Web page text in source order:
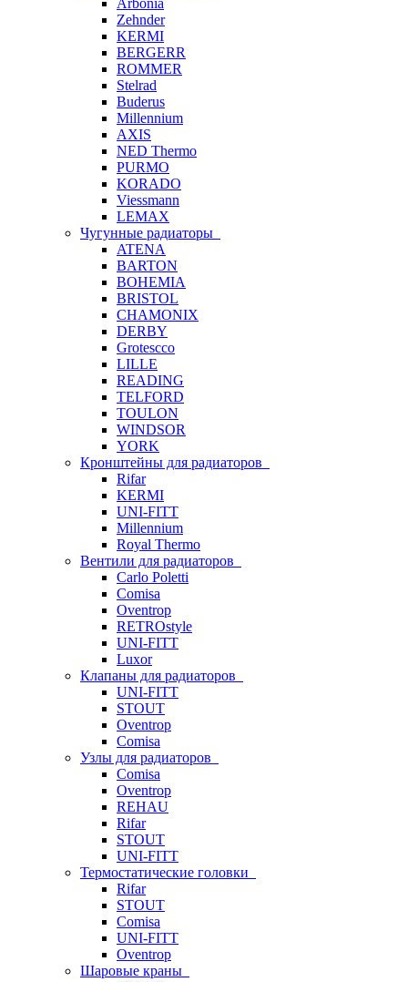
Arbonia
Zehnder
KERMI
BERGERR
ROMMER
Stelrad
Buderus
Millennium
AXIS
NED Thermo
PURMO
KORADO
Viessmann
LEMAX
Чугунные радиаторы
ATENA
BARTON
BOHEMIA
BRISTOL
CHAMONIX
DERBY
Grotescco
LILLE
READING
TELFORD
TOULON
WINDSOR
YORK
Кронштейны для радиаторов
Rifar
KERMI
UNI-FITT
Millennium
Royal Thermo
Вентили для радиаторов
Carlo Poletti
Comisa
Oventrop
RETROstyle
UNI-FITT
Luxor
Клапаны для радиаторов
UNI-FITT
STOUT
Oventrop
Comisa
Узлы для радиаторов
Comisa
Oventrop
REHAU
Rifar
STOUT
UNI-FITT
Термостатические головки
Rifar
STOUT
Comisa
UNI-FITT
Oventrop
Шаровые краны